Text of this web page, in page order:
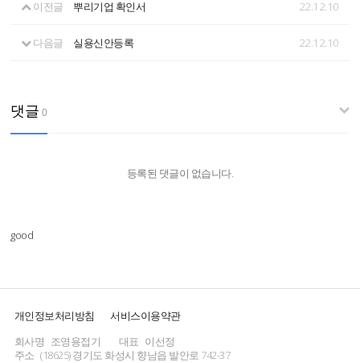
이전글 뿌리기업 확인서 22.12.10
다음글 실용신안등록 22.12.10
댓글 0
등록된 댓글이 없습니다.
good
개인정보처리방침
서비스이용약관
회사명 조영용접기 대표 이선정
주소 (18625) 경기도 화성시 향남읍 발안로 742-37